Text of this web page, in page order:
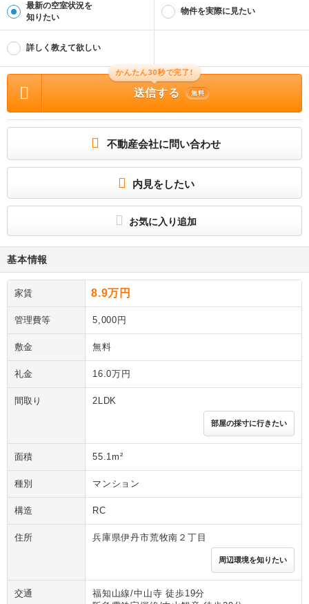
最新の空室状況を
知りたい
物件を実際に見たい
詳しく教えて欲しい
かんたん30秒で完了!
送信する 無料
不動産会社に問い合わせ
内見をしたい
お気に入り追加
基本情報
家賃 8.9万円
管理費等 5,000円
敷金 無料
礼金 16.0万円
間取り 2LDK
部屋の採寸に行きたい
面積 55.1m²
種別 マンション
構造 RC
住所 兵庫県伊丹市荒牧南２丁目
周辺環境を知りたい
交通
福知山線/中山寺 徒歩19分